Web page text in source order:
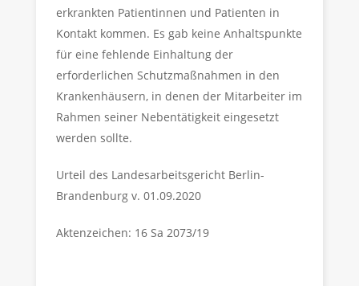
erkrankten Patientinnen und Patienten in
Kontakt kommen. Es gab keine Anhaltspunkte
für eine fehlende Einhaltung der
erforderlichen Schutzmaßnahmen in den
Krankenhäusern, in denen der Mitarbeiter im
Rahmen seiner Nebentätigkeit eingesetzt
werden sollte.
Urteil des Landesarbeitsgericht Berlin-
Brandenburg v. 01.09.2020
Aktenzeichen: 16 Sa 2073/19